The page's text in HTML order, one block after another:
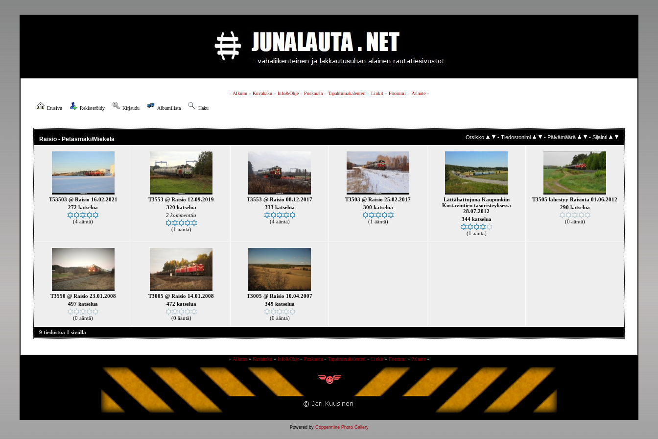
» Alkuun» Kuvahaku» Info&Ohje» Puskarata» Tapahtumakalenteri » Linkit» Foorumi » Palaute»
Etusivu Rekisteröidy Kirjaudu Albumilista Haku
Raisio - Petäsmäki/Miekelä Otsikko • Tiedostonimi • Päivämäärä • Sijainti
T53503 @ Raisio 16.02.2021
272 katselua
(4 ääntä)
T3553 @ Raisio 12.09.2019
320 katselua
2 kommenttia
(1 ääntä)
T3553 @ Raisio 08.12.2017
333 katselua
(4 ääntä)
T3503 @ Raisio 25.02.2017
300 katselua
(1 ääntä)
Lättähattujuna Kaupunkiin
Kustavintien tasoristeyksessä
28.07.2012
344 katselua
(1 ääntä)
T3505 lähestyy Raisiota 01.06.2012
290 katselua
(0 ääntä)
T3550 @ Raisio 23.01.2008
497 katselua
(0 ääntä)
T3005 @ Raisio 14.01.2008
472 katselua
(0 ääntä)
T3005 @ Raisio 10.04.2007
349 katselua
(0 ääntä)
9 tiedostoa 1 sivulla
» Alkuun» Kuvahaku» Info&Ohje» Puskarata» Tapahtumakalenteri » Linkit» Foorumi » Palaute»
Powered by Coppermine Photo Gallery